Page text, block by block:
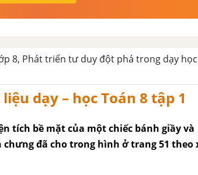
8, Phát triển tư duy đột phá trong dạy học
dạy – học Toán 8 tập 1
tích bề mặt của một chiếc bánh giầy và
đã cho trong hình ở trang 51 theo